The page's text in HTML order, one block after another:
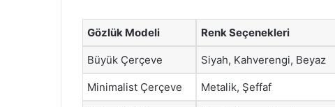
Gözlük Modeli Renk Seçenekleri
Büyük Çerçeve Siyah, Kahverengi, Beyaz
Minimalist Çerçeve Metalik, Şeffaf